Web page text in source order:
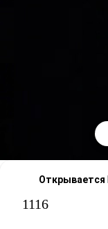
Открывается
1116